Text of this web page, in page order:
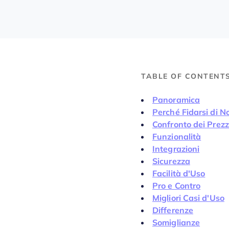
TABLE OF
Panoramica
Perché Fidarsi di
Confronto dei
Funzionalità
Integrazioni
Sicurezza
Facilità d'Uso
Pro e Contro
Migliori Casi d'Uso
Differenze
Somiglianze